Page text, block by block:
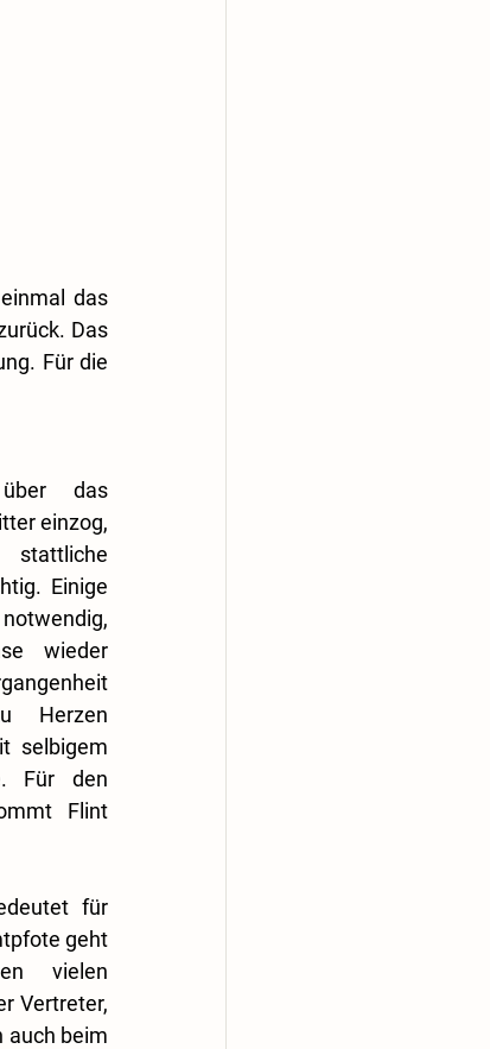
das
Das
Für die
das
einzog,
Einige
wieder
Herzen
selbigem
Für den
Flint
für
geht
vielen
Vertreter,
auch beim